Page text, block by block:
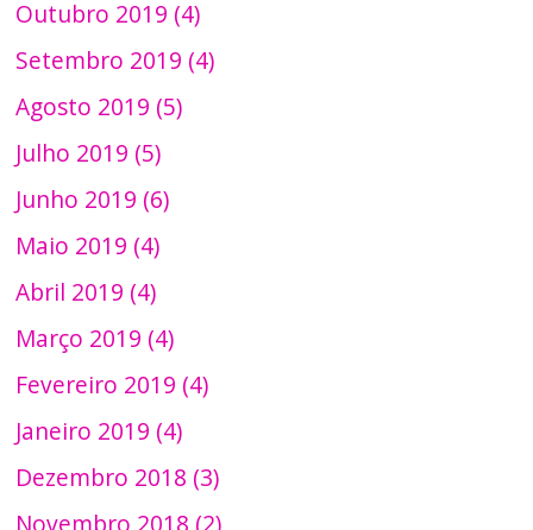
Outubro 2019 (4)
Setembro 2019 (4)
Agosto 2019 (5)
Julho 2019 (5)
Junho 2019 (6)
Maio 2019 (4)
Abril 2019 (4)
Março 2019 (4)
Fevereiro 2019 (4)
Janeiro 2019 (4)
Dezembro 2018 (3)
Novembro 2018 (2)